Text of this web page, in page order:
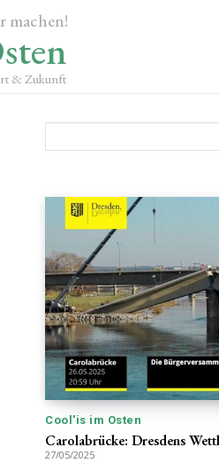
machen!
& Zukunft
Cool'is im Osten
Carolabrücke: Dresdens
27/05/2025